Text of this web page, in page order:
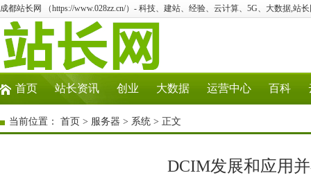
成都站长网 （https://www.028zz.cn/）- 科技、建站、经验、云计算、5G、大数据,站
首页 站长资讯 创业 大数据 运营中心 百科
当前位置： 首页 > 服务器 > 系统 > 正文
DCIM发展和应用